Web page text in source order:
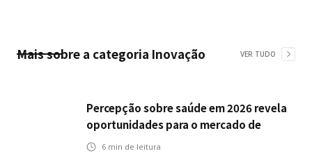
Mais sobre a categoria Inovação VER TUDO
Percepção sobre saúde em 2026 revela
oportunidades para o mercado de
seguros ampliar cobertura e prevenção
6 min de leitura